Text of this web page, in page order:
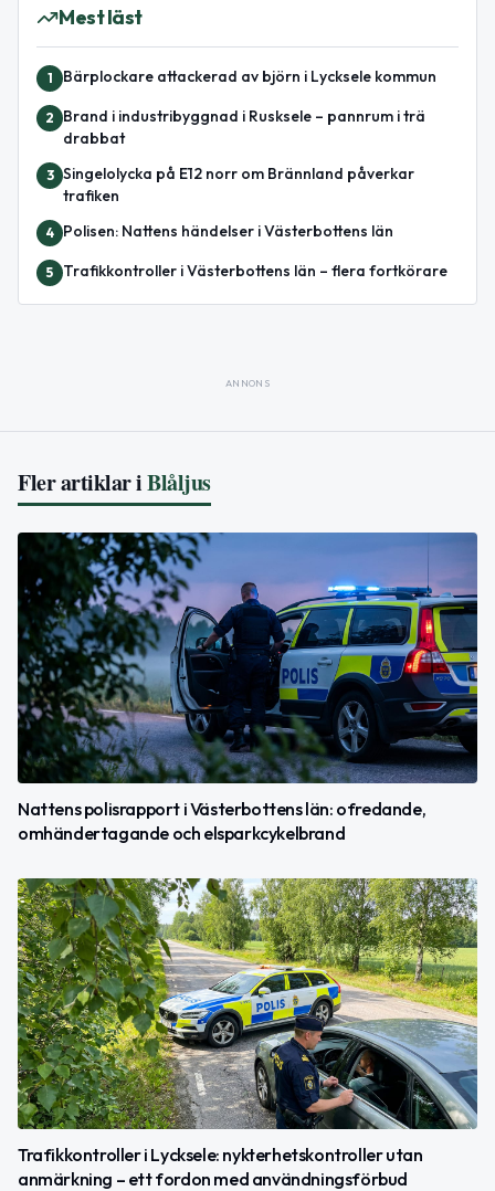
Mest läst
1 Bärplockare attackerad av björn i Lycksele kommun
2
Brand i industribyggnad i Rusksele – pannrum i trä
drabbat
3 Singelolycka på E12 norr om Brännland påverkar
trafiken
4 Polisen: Nattens händelser i Västerbottens län
5 Trafikkontroller i Västerbottens län – flera fortkörare
ANNONS
Fler artiklar iBlåljus
Nattens polisrapport i Västerbottens län: ofredande,
omhändertagande och elsparkcykelbrand
Trafikkontroller i Lycksele: nykterhetskontroller utan
anmärkning – ett fordon med användningsförbud